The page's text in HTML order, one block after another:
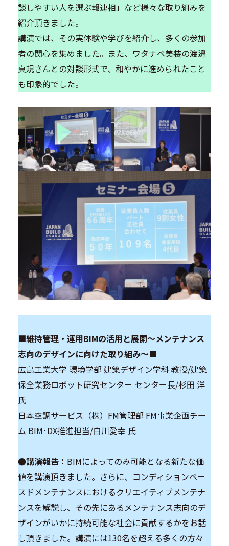
談しやすい人を選ぶ報連相」など様々な取り組みを
紹介頂きました。
講演では、その実体験や学びを紹介し、多くの参加
者の関心を集めました。また、ワタナベ美装の渡邉
真規さんとの対談形式で、和やかに進められたこと
も印象的でした。
■維持管理・運用BIMの活用と展開～メンテナンス
志向のデザインに向けた取り組み～■
広島工業大学 環境学部 建築デザイン学科 教授/建築
保全業務ロボット研究センター センター長/杉田 洋
氏
日本空調サービス（株）FM管理部 FM事業企画チー
ム BIM･DX推進担当/白川愛幸 氏
●講演報告： BIMによってのみ可能となる新たな価
値を講演頂きました。さらに、コンディションベー
スドメンテナンスにおけるクリエイティブメンテナ
ンスを解説し、その先にあるメンテナンス志向のデ
ザインがいかに持続可能な社会に貢献するかをお話
し頂きました。講演には130名を超える多くの方々